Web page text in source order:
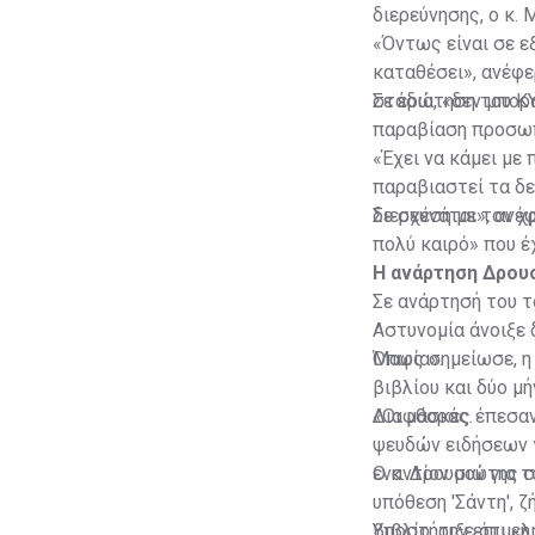
διερεύνησης, ο κ.
«Όντως είναι σε
καταθέσει»,
στάδια, «δεν
Σε ερώτηση του
παραβίαση
«Έχει να κάμει
παραβιαστεί τα
διερευνάται»,
Σε σχέση με τον
πολύ καιρό» που
Η ανάρτηση
Σε ανάρτησή του
Αστυνομία άνοιξε
Μαφία».
Όπως σημείωσε, η
βιβλίου και δύο
Διαφθοράς.
«Οι μάσκες
ψευδών ειδήσεων
εναντίον μου για
Ο κ. Δρουσιώτης
υπόθεση 'Σάντη',
βιβλίο, την
Υποστήριξε ότι